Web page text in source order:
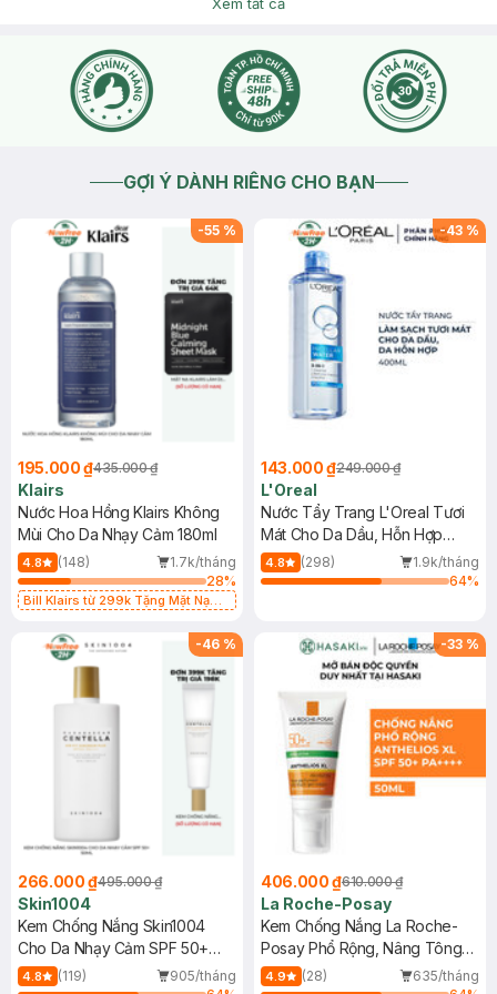
GỢI Ý DÀNH RIÊNG CHO BẠN
-55 %
195.000 ₫435.000 ₫
Klairs
Nước Hoa Hồng Klairs Không
Mùi Cho Da Nhạy Cảm 180ml
4.8 (148)
1.7k/tháng
28%
Bill Klairs từ 299k Tặng Mặt Nạ
25ml (SL Có Hạn)
-43 %
143.000 ₫249.000 ₫
L'Oreal
Nước Tẩy Trang L'Oreal Tươi
Mát Cho Da Dầu, Hỗn Hợp
400ml
4.8 (298)
1.9k/tháng
64%
-46 %
266.000 ₫495.000 ₫
Skin1004
Kem Chống Nắng Skin1004
Cho Da Nhạy Cảm SPF 50+
50ml
4.8 (119)
905/tháng
-33 %
406.000 ₫610.000 ₫
La Roche-Posay
Kem Chống Nắng La Roche-
Posay Phổ Rộng, Nâng Tông
Kiềm Dầu 50ml
4.9 (28)
635/tháng